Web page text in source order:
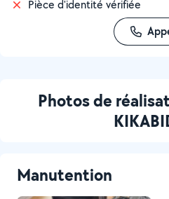
Pièce d'identité vérifiée
Photos de
Manutention